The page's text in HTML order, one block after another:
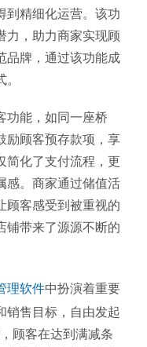
到精细化运营。该功
力，助力商家实现顾
品牌，通过该功能成
功能，如同一座桥
励顾客预存款项，享
简化了支付流程，更
感。商家通过储值活
顾客感受到被重视的
铺带来了源源不断的
理软件中扮演着重要
销售目标，自由发起
顾客在达到满减条